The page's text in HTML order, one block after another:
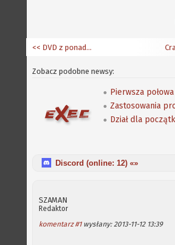
<< DVD z ponad 70 grami od Acube
Zobacz podobne newsy:
Discord (online: 12) «»
SZAMAN
Redaktor
komentarz #1wysłany: 2013-11-12 13:39